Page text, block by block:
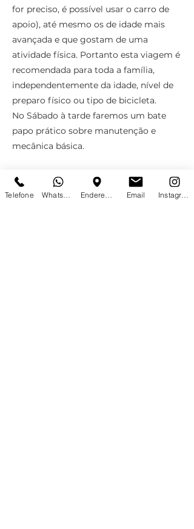
for preciso, é possível usar o carro de
apoio), até mesmo os de idade mais
avançada e que gostam de uma
atividade física. Portanto esta viagem é
recomendada para toda a família,
independentemente da idade, nível de
preparo físico ou tipo de bicicleta.
No Sábado à tarde faremos um bate
papo prático sobre manutenção e
mecânica básica.
As saídas regulares serão realizadas nos
finais de semana, entre os meses de
Telefone Email